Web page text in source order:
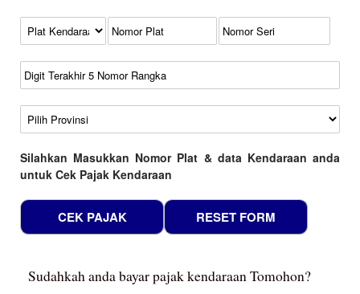
Kode Plat Kendaraan
No Plat
No Seri
No Rangka
Wilayah
Silahkan Masukkan Nomor Plat & data Kendaraan anda
untuk Cek Pajak Kendaraan
Sudahkah anda bayar pajak kendaraan Tomohon?